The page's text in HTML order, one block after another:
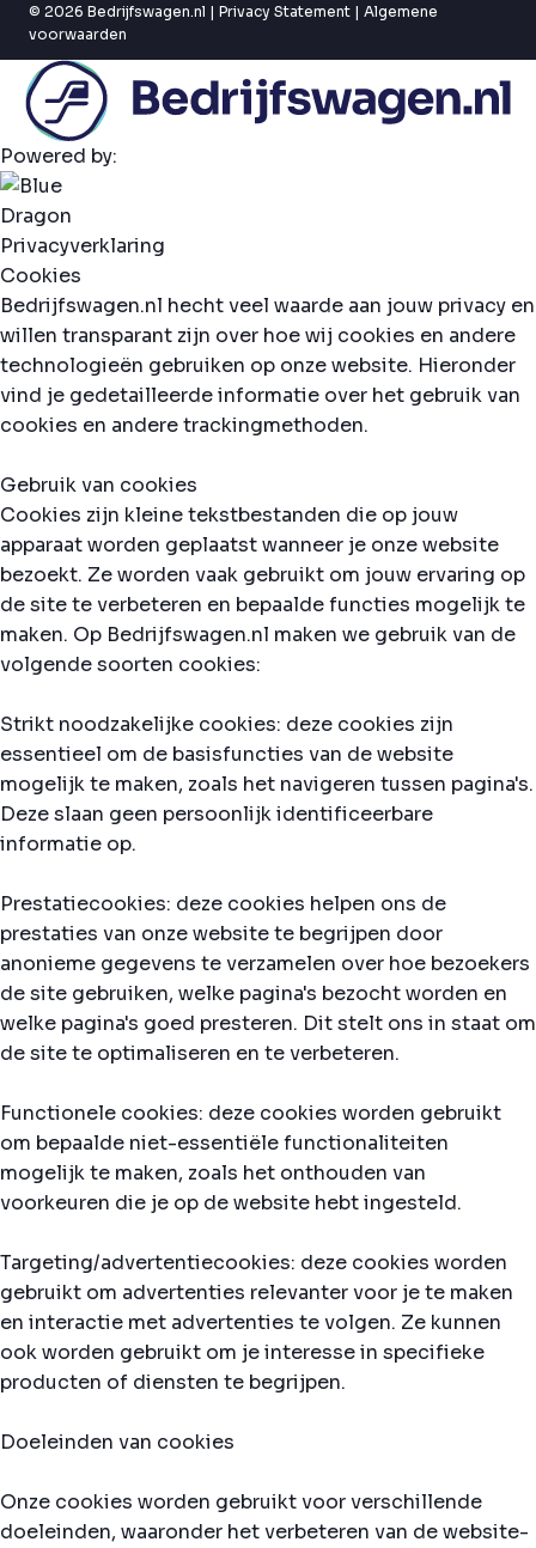
© 2026 Bedrijfswagen.nl | Privacy Statement | Algemene
voorwaarden
Powered by:
Privacyverklaring
Cookies
Bedrijfswagen.nl hecht veel waarde aan jouw privacy en
willen transparant zijn over hoe wij cookies en andere
technologieën gebruiken op onze website. Hieronder
vind je gedetailleerde informatie over het gebruik van
cookies en andere trackingmethoden.
Gebruik van cookies
Cookies zijn kleine tekstbestanden die op jouw
apparaat worden geplaatst wanneer je onze website
bezoekt. Ze worden vaak gebruikt om jouw ervaring op
de site te verbeteren en bepaalde functies mogelijk te
maken. Op Bedrijfswagen.nl maken we gebruik van de
volgende soorten cookies:
Strikt noodzakelijke cookies: deze cookies zijn
essentieel om de basisfuncties van de website
mogelijk te maken, zoals het navigeren tussen pagina's.
Deze slaan geen persoonlijk identificeerbare
informatie op.
Prestatiecookies: deze cookies helpen ons de
prestaties van onze website te begrijpen door
anonieme gegevens te verzamelen over hoe bezoekers
de site gebruiken, welke pagina's bezocht worden en
welke pagina's goed presteren. Dit stelt ons in staat om
de site te optimaliseren en te verbeteren.
Functionele cookies: deze cookies worden gebruikt
om bepaalde niet-essentiële functionaliteiten
mogelijk te maken, zoals het onthouden van
voorkeuren die je op de website hebt ingesteld.
Targeting/advertentiecookies: deze cookies worden
gebruikt om advertenties relevanter voor je te maken
en interactie met advertenties te volgen. Ze kunnen
ook worden gebruikt om je interesse in specifieke
producten of diensten te begrijpen.
Doeleinden van cookies
Onze cookies worden gebruikt voor verschillende
doeleinden, waaronder het verbeteren van de website-